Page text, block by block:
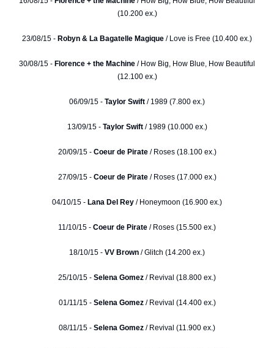
(10.200 ex.)
23/08/15 - Robyn & La Bagatelle Magique / Love is Free (10.400 ex.)
30/08/15 - Florence + the Machine / How Big, How Blue, How Beautiful
(12.100 ex.)
06/09/15 - Taylor Swift / 1989 (7.800 ex.)
13/09/15 - Taylor Swift / 1989 (10.000 ex.)
20/09/15 - Coeur de Pirate/ Roses (18.100 ex.)
27/09/15 - Coeur de Pirate/ Roses (17.000 ex.)
04/10/15 - Lana Del Rey / Honeymoon (16.900 ex.)
11/10/15 - Coeur de Pirate / Roses (15.500 ex.)
18/10/15 - VV Brown / Glitch (14.200 ex.)
25/10/15 - Selena Gomez / Revival (18.800 ex.)
01/11/15 - Selena Gomez/ Revival (14.400 ex.)
08/11/15 - Selena Gomez / Revival (11.900 ex.)